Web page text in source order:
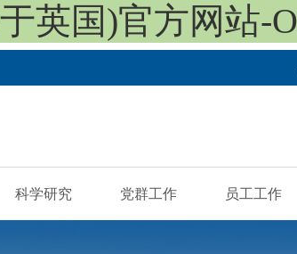
英国)官方网站-
科学研究 党群工作 员工工作